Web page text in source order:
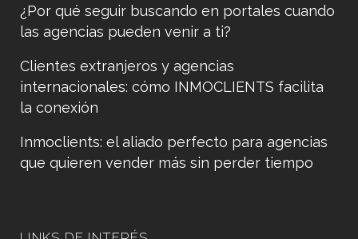
¿Por qué seguir buscando en portales cuando
las agencias pueden venir a ti?
Clientes extranjeros y agencias
internacionales: cómo INMOCLIENTS facilita
la conexión
Inmoclients: el aliado perfecto para agencias
que quieren vender más sin perder tiempo